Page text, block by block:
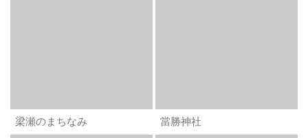
梁瀬のまちなみ 當勝神社